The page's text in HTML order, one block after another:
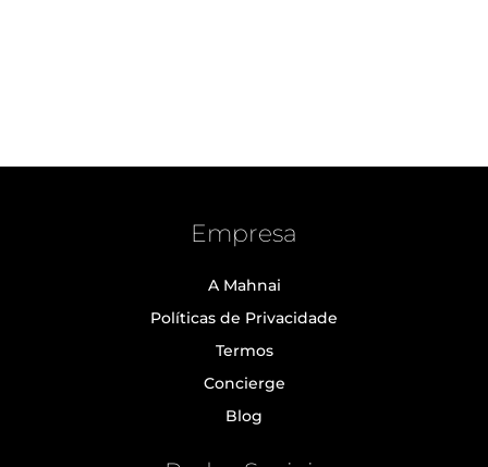
Empresa
A Mahnai
Políticas de Privacidade
Termos
Concierge
Blog